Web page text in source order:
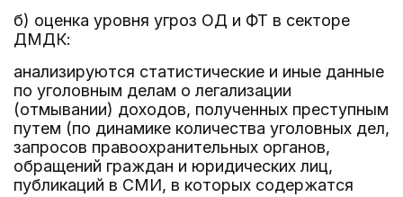
б) оценка уровня угроз ОД и ФТ в секторе
ДМДК:
анализируются статистические и иные данные
по уголовным делам о легализации
(отмывании) доходов, полученных преступным
путем (по динамике количества уголовных дел,
запросов правоохранительных органов,
обращений граждан и юридических лиц,
публикаций в СМИ, в которых содержатся